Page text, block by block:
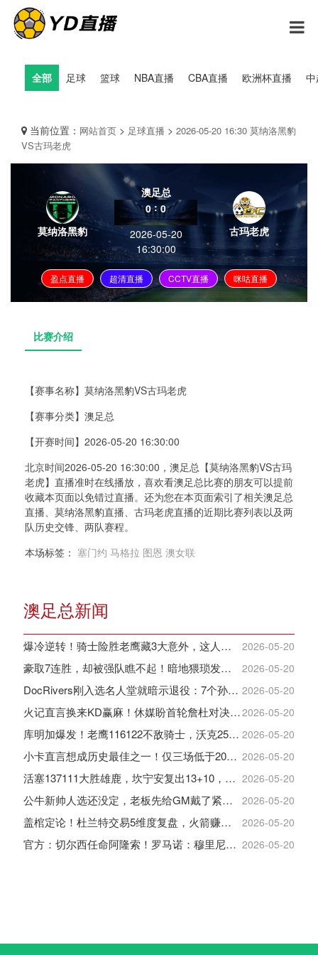
全部 足球 篮球 NBA直播 CBA直播 欧洲杯直播
当前位置： 网站首页 > 足球直播 > 2026-05-20 16:30 莫纳洛黑豹
VS古玛老虎
莫纳洛黑豹
澳足总
0:0
2026-05-20
16:30:00
古玛老虎
盈点直播 超清直播 CCTV直播 咪咕直播
比赛介绍
【赛事名称】 莫纳洛黑豹VS古玛老虎
【赛事分类】 澳足总
【开赛时间】 2026-05-20 16:30:00
北京时间2026-05-20 16:30:00，澳足总【莫纳洛黑豹VS古玛
老虎】直播准时在线播放，喜欢看澳足总比赛的朋友可以提前
收藏本页面以免错过直播。还为您在本页面索引了相关澳足总
直播、莫纳洛黑豹直播、古玛老虎直播的近期比赛列表以及两
队历史交锋、两队赛程。
本场标签： 塞门约 马格拉 图恩 澳女联
澳足总新闻
爆冷逆转！骑士险胜老鹰藏3大意外，这人彻底沦为季后赛鸡肋 2026-05-20
豪取7连胜，却被强队瞧不起！暗地猥琐发育，雷霆卫冕的劲敌来了 2026-05-20
DocRivers刚入选名人堂就暗示退役：7个孙辈等不起了 2026-05-20
火记直言换来KD赢麻！休媒盼首轮詹杜对决：湖人内部生嫌隙利火箭2026-05-20
库明加爆发！老鹰116122不敌骑士，沃克25+4+2+2，约翰逊12+11+6 2026-05-20
小卡直言想成历史最佳之一！仅三场低于20+入巅峰保底最佳三阵 2026-05-20
活塞137111大胜雄鹿，坎宁安复出13+10，杜伦21分9板 2026-05-20
公牛新帅人选还没定，老板先给GM戴了紧箍咒 2026-05-20
盖棺定论！杜兰特交易5维度复盘，火箭赚大了，太阳只赢在未来 2026-05-20
官方：切尔西任命阿隆索！罗马诺：穆里尼奥对重返皇马感到激动！ 2026-05-20